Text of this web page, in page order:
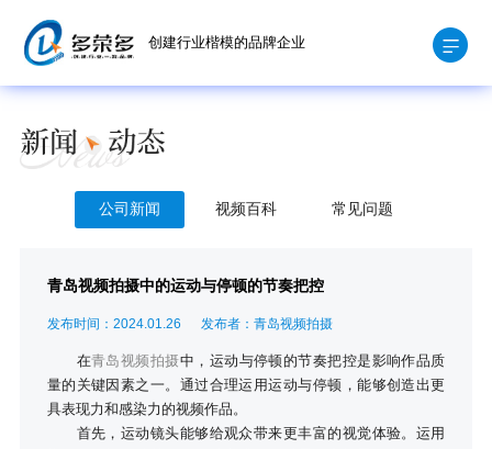
创建行业楷模的品牌企业
公司新闻 视频百科 常见问题
青岛视频拍摄中的运动与停顿的节奏把控
发布时间：2024.01.26 发布者：青岛视频拍摄
在青岛视频拍摄中，运动与停顿的节奏把控是影响作品质
量的关键因素之一。通过合理运用运动与停顿，能够创造出更
具表现力和感染力的视频作品。
首先，运动镜头能够给观众带来更丰富的视觉体验。运用